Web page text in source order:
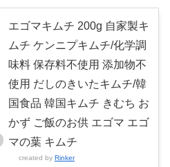
エゴマキムチ 200g 自家製キ
ムチ ケンニプキムチ/化学調
味料 保存料不使用 添加物不
使用 だしのきいたキムチ/韓
国食品 韓国キムチ きむち お
かず ご飯のお供 エゴマ エゴ
マの葉 キムチ
created by Rinker